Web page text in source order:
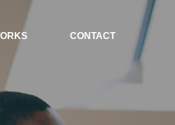
CONTACT